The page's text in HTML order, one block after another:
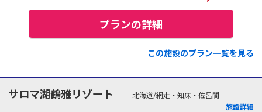
プランの詳細
この施設のプラン一覧を見る
サロマ湖鶴雅リゾート
北海道/網走・知床・佐呂間
施設詳細